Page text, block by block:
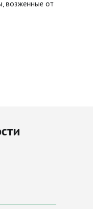
возженные от